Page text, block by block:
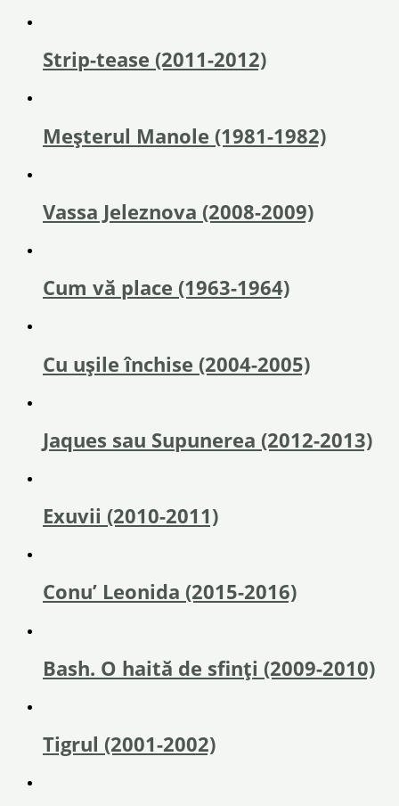
Strip-tease (2011-2012)
Meșterul Manole (1981-1982)
Vassa Jeleznova (2008-2009)
Cum vă place (1963-1964)
Cu ușile închise (2004-2005)
Jaques sau Supunerea (2012-2013)
Exuvii (2010-2011)
Conu’ Leonida (2015-2016)
Bash. O haită de sfinţi (2009-2010)
Tigrul (2001-2002)